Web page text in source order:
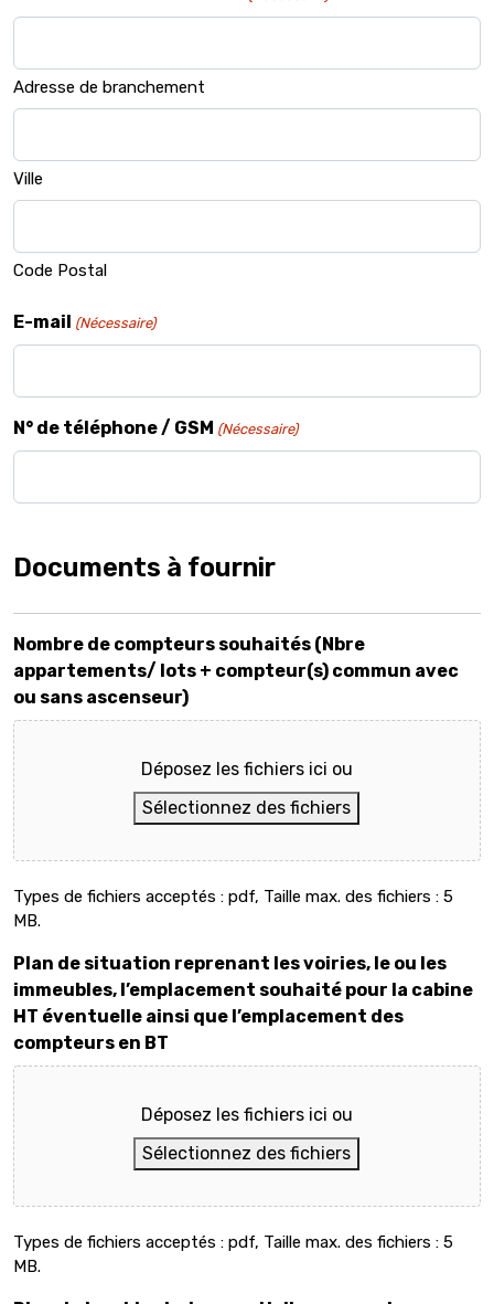
Adresse de branchement
Ville
Code Postal
E-mail (Nécessaire)
N° de téléphone / GSM (Nécessaire)
Documents à fournir
Nombre de compteurs souhaités (Nbre
appartements/ lots + compteur(s) commun avec
ou sans ascenseur)
Déposez les fichiers ici ou
Sélectionnez des fichiers
Types de fichiers acceptés : pdf, Taille max. des fichiers : 5
MB.
Plan de situation reprenant les voiries, le ou les
immeubles, l’emplacement souhaité pour la cabine
HT éventuelle ainsi que l’emplacement des
compteurs en BT
Déposez les fichiers ici ou
Sélectionnez des fichiers
Types de fichiers acceptés : pdf, Taille max. des fichiers : 5
MB.